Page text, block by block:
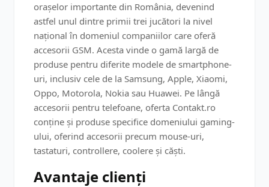
orașelor importante din România, devenind
astfel unul dintre primii trei jucători la nivel
național în domeniul companiilor care oferă
accesorii GSM​​. Acesta vinde o gamă largă de
produse pentru diferite modele de smartphone-
uri, inclusiv cele de la Samsung, Apple, Xiaomi,
Oppo, Motorola, Nokia sau Huawei. Pe lângă
accesorii pentru telefoane, oferta Contakt.ro
conține și produse specifice domeniului gaming-
ului, oferind accesorii precum mouse-uri,
tastaturi, controllere, coolere și căști.
Avantaje clienți